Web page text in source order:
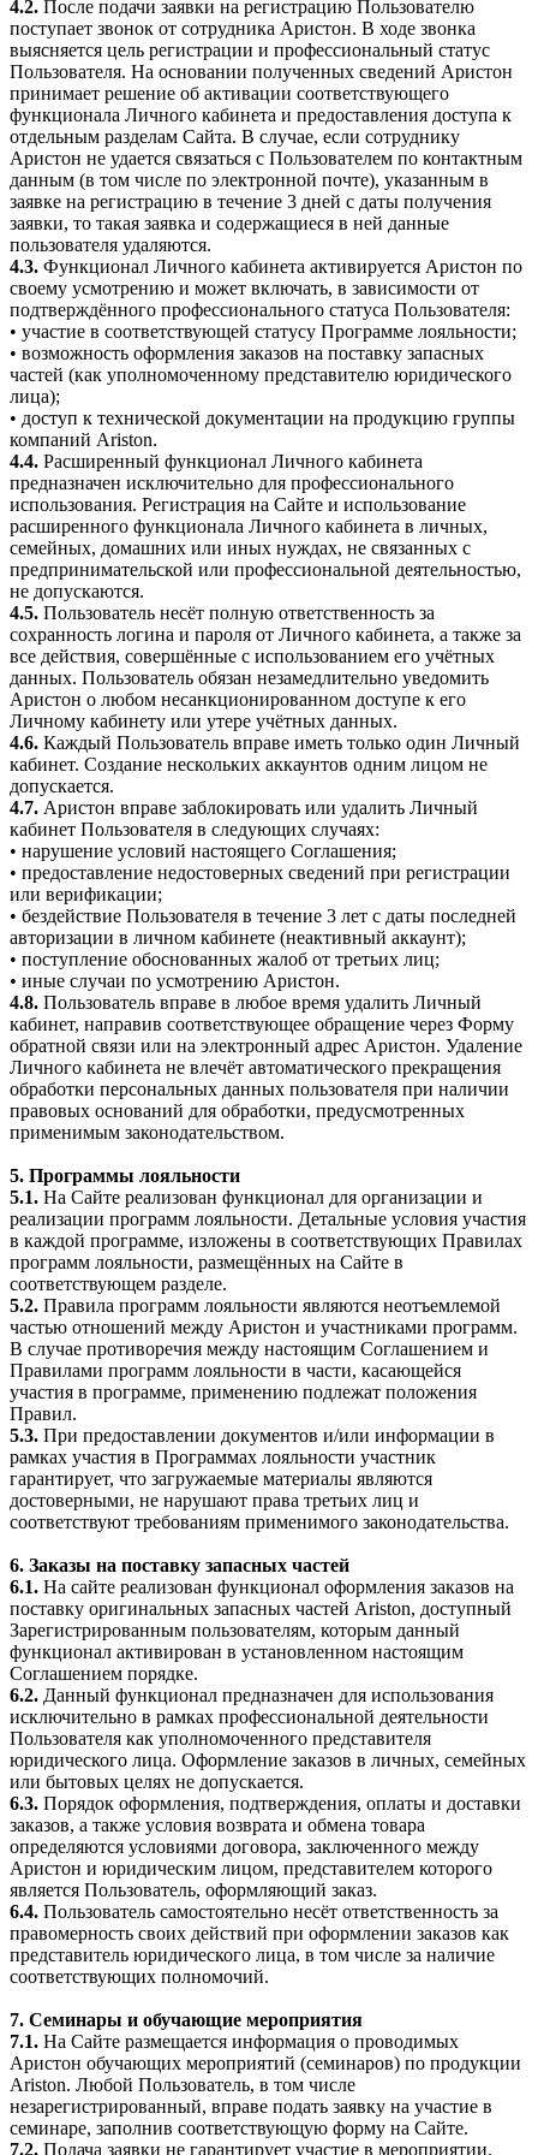
4.2. После подачи заявки на регистрацию Пользователю
поступает звонок от сотрудника Аристон. В ходе звонка
выясняется цель регистрации и профессиональный статус
Пользователя. На основании полученных сведений Аристон
принимает решение об активации соответствующего
функционала Личного кабинета и предоставления доступа к
отдельным разделам Сайта. В случае, если сотруднику
Аристон не удается связаться с Пользователем по контактным
данным (в том числе по электронной почте), указанным в
заявке на регистрацию в течение 3 дней с даты получения
заявки, то такая заявка и содержащиеся в ней данные
пользователя удаляются.
4.3. Функционал Личного кабинета активируется Аристон по
своему усмотрению и может включать, в зависимости от
подтверждённого профессионального статуса Пользователя:
• участие в соответствующей статусу Программе лояльности;
• возможность оформления заказов на поставку запасных
частей (как уполномоченному представителю юридического
лица);
• доступ к технической документации на продукцию группы
компаний Ariston.
4.4. Расширенный функционал Личного кабинета
предназначен исключительно для профессионального
использования. Регистрация на Сайте и использование
расширенного функционала Личного кабинета в личных,
семейных, домашних или иных нуждах, не связанных с
предпринимательской или профессиональной деятельностью,
не допускаются.
4.5. Пользователь несёт полную ответственность за
сохранность логина и пароля от Личного кабинета, а также за
все действия, совершённые с использованием его учётных
данных. Пользователь обязан незамедлительно уведомить
Аристон о любом несанкционированном доступе к его
Личному кабинету или утере учётных данных.
4.6. Каждый Пользователь вправе иметь только один Личный
кабинет. Создание нескольких аккаунтов одним лицом не
допускается.
4.7. Аристон вправе заблокировать или удалить Личный
кабинет Пользователя в следующих случаях:
• нарушение условий настоящего Соглашения;
• предоставление недостоверных сведений при регистрации
или верификации;
• бездействие Пользователя в течение 3 лет с даты последней
авторизации в личном кабинете (неактивный аккаунт);
• поступление обоснованных жалоб от третьих лиц;
• иные случаи по усмотрению Аристон.
4.8. Пользователь вправе в любое время удалить Личный
кабинет, направив соответствующее обращение через Форму
обратной связи или на электронный адрес Аристон. Удаление
Личного кабинета не влечёт автоматического прекращения
обработки персональных данных пользователя при наличии
правовых оснований для обработки, предусмотренных
применимым законодательством.
5. Программы лояльности
5.1. На Сайте реализован функционал для организации и
реализации программ лояльности. Детальные условия участия
в каждой программе, изложены в соответствующих Правилах
программ лояльности, размещённых на Сайте в
соответствующем разделе.
5.2. Правила программ лояльности являются неотъемлемой
частью отношений между Аристон и участниками программ.
В случае противоречия между настоящим Соглашением и
Правилами программ лояльности в части, касающейся
участия в программе, применению подлежат положения
Правил.
5.3. При предоставлении документов и/или информации в
рамках участия в Программах лояльности участник
гарантирует, что загружаемые материалы являются
достоверными, не нарушают права третьих лиц и
соответствуют требованиям применимого законодательства.
6. Заказы на поставку запасных частей
6.1. На сайте реализован функционал оформления заказов на
поставку оригинальных запасных частей Ariston, доступный
Зарегистрированным пользователям, которым данный
функционал активирован в установленном настоящим
Соглашением порядке.
6.2. Данный функционал предназначен для использования
исключительно в рамках профессиональной деятельности
Пользователя как уполномоченного представителя
юридического лица. Оформление заказов в личных, семейных
или бытовых целях не допускается.
6.3. Порядок оформления, подтверждения, оплаты и доставки
заказов, а также условия возврата и обмена товара
определяются условиями договора, заключенного между
Аристон и юридическим лицом, представителем которого
является Пользователь, оформляющий заказ.
6.4. Пользователь самостоятельно несёт ответственность за
правомерность своих действий при оформлении заказов как
представитель юридического лица, в том числе за наличие
соответствующих полномочий.
7. Семинары и обучающие мероприятия
7.1. На Сайте размещается информация о проводимых
Аристон обучающих мероприятий (семинаров) по продукции
Ariston. Любой Пользователь, в том числе
незарегистрированный, вправе подать заявку на участие в
семинаре, заполнив соответствующую форму на Сайте.
7.2. Подача заявки не гарантирует участие в мероприятии.